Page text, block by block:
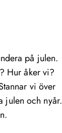
på julen.
Hur åker vi?
vi över
julen och nyår.